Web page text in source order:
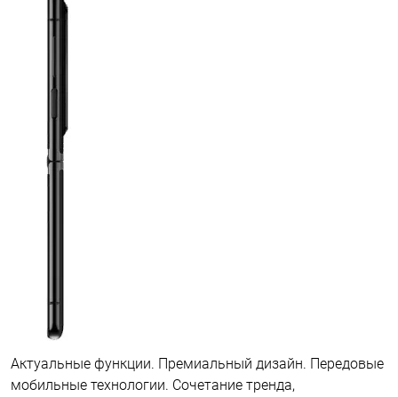
Актуальные функции. Премиальный дизайн. Передовые
мобильные технологии. Сочетание тренда,